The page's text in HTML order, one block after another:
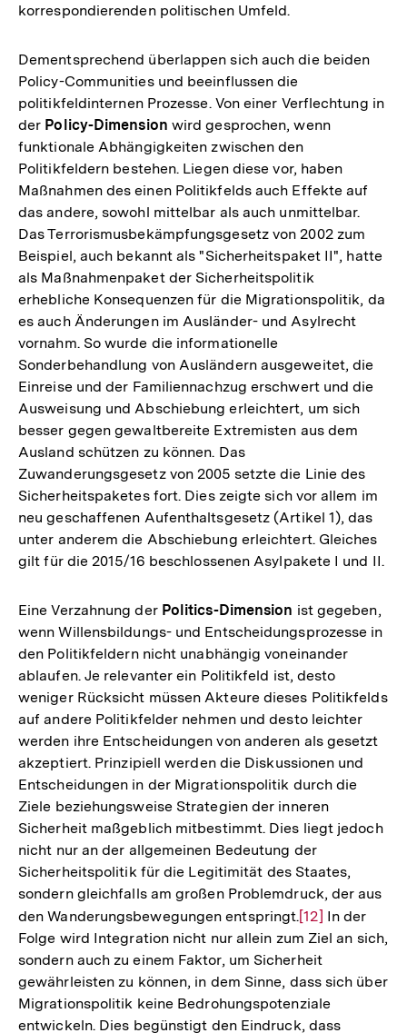
korrespondierenden politischen Umfeld.
Dementsprechend überlappen sich auch die beiden
Policy-Communities und beeinflussen die
politikfeldinternen Prozesse. Von einer Verflechtung in
der Policy-Dimension wird gesprochen, wenn
funktionale Abhängigkeiten zwischen den
Politikfeldern bestehen. Liegen diese vor, haben
Maßnahmen des einen Politikfelds auch Effekte auf
das andere, sowohl mittelbar als auch unmittelbar.
Das Terrorismusbekämpfungsgesetz von 2002 zum
Beispiel, auch bekannt als "Sicherheitspaket II", hatte
als Maßnahmenpaket der Sicherheitspolitik
erhebliche Konsequenzen für die Migrationspolitik, da
es auch Änderungen im Ausländer- und Asylrecht
vornahm. So wurde die informationelle
Sonderbehandlung von Ausländern ausgeweitet, die
Einreise und der Familiennachzug erschwert und die
Ausweisung und Abschiebung erleichtert, um sich
besser gegen gewaltbereite Extremisten aus dem
Ausland schützen zu können. Das
Zuwanderungsgesetz von 2005 setzte die Linie des
Sicherheitspaketes fort. Dies zeigte sich vor allem im
neu geschaffenen Aufenthaltsgesetz (Artikel 1), das
unter anderem die Abschiebung erleichtert. Gleiches
gilt für die 2015/16 beschlossenen Asylpakete I und II.
Eine Verzahnung der Politics-Dimension ist gegeben,
wenn Willensbildungs- und Entscheidungsprozesse in
den Politikfeldern nicht unabhängig voneinander
ablaufen. Je relevanter ein Politikfeld ist, desto
weniger Rücksicht müssen Akteure dieses Politikfelds
auf andere Politikfelder nehmen und desto leichter
werden ihre Entscheidungen von anderen als gesetzt
akzeptiert. Prinzipiell werden die Diskussionen und
Entscheidungen in der Migrationspolitik durch die
Ziele beziehungsweise Strategien der inneren
Sicherheit maßgeblich mitbestimmt. Dies liegt jedoch
nicht nur an der allgemeinen Bedeutung der
Sicherheitspolitik für die Legitimität des Staates,
sondern gleichfalls am großen Problemdruck, der aus
den Wanderungsbewegungen entspringt.Zur
Auflösung
der
Fußnote
[12] In der
Folge wird Integration nicht nur allein zum Ziel an sich,
sondern auch zu einem Faktor, um Sicherheit
gewährleisten zu können, in dem Sinne, dass sich über
Migrationspolitik keine Bedrohungspotenziale
entwickeln. Dies begünstigt den Eindruck, dass